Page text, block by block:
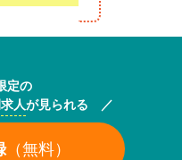
定の
人が見られる ／
（無料）